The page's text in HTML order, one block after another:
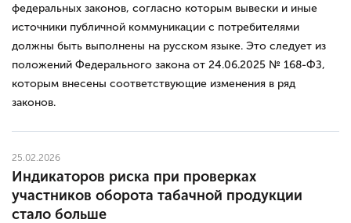
федеральных законов, согласно которым вывески и иные
источники публичной коммуникации с потребителями
должны быть выполнены на русском языке. Это следует из
положений Федерального закона от 24.06.2025 № 168-ФЗ,
которым внесены соответствующие изменения в ряд
законов.
25.02.2026
Индикаторов риска при проверках
участников оборота табачной продукции
стало больше